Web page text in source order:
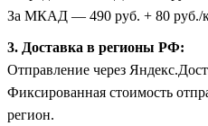
За МКАД — 490 руб. + 80 руб./
3. Доставка в регионы РФ:
Отправление через
Фиксированная стоимость
регион.